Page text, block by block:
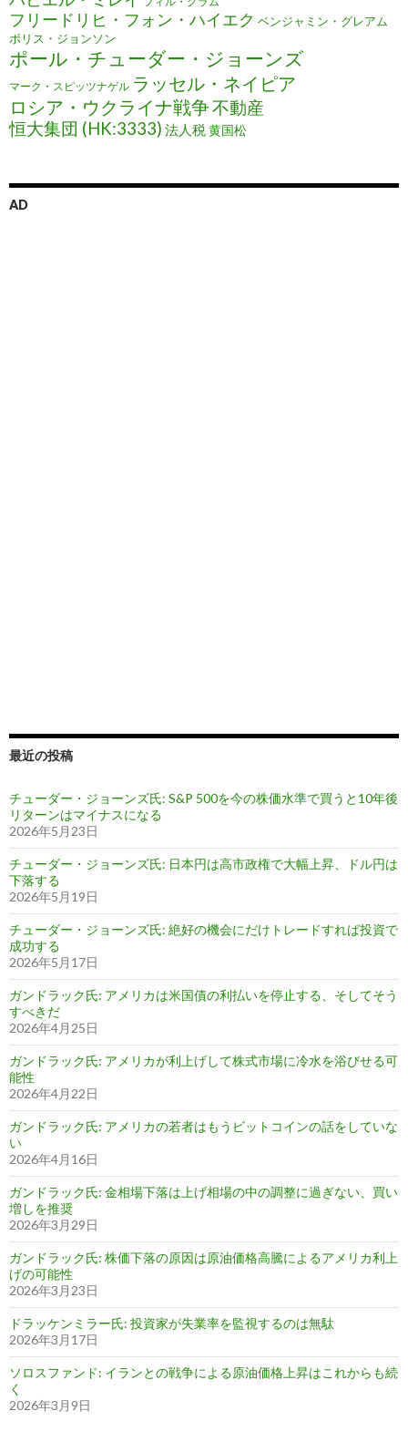
フリードリヒ・フォン・ハイエク ベンジャミン・グレアム
ボリス・ジョンソン
ポール・チューダー・ジョーンズ
マーク・スピッツナゲル ラッセル・ネイピア
ロシア・ウクライナ戦争不動産
恒大集団 (HK:3333) 法人税黄国松
AD
最近の投稿
チューダー・ジョーンズ氏: S&P 500を今の株価水準で買うと10年後
リターンはマイナスになる
2026年5月23日
チューダー・ジョーンズ氏: 日本円は高市政権で大幅上昇、ドル円は
下落する
2026年5月19日
チューダー・ジョーンズ氏: 絶好の機会にだけトレードすれば投資で
成功する
2026年5月17日
ガンドラック氏: アメリカは米国債の利払いを停止する、そしてそう
すべきだ
2026年4月25日
ガンドラック氏: アメリカが利上げして株式市場に冷水を浴びせる可
能性
2026年4月22日
ガンドラック氏: アメリカの若者はもうビットコインの話をしていな
い
2026年4月16日
ガンドラック氏: 金相場下落は上げ相場の中の調整に過ぎない、買い
増しを推奨
2026年3月29日
ガンドラック氏: 株価下落の原因は原油価格高騰によるアメリカ利上
げの可能性
2026年3月23日
ドラッケンミラー氏: 投資家が失業率を監視するのは無駄
2026年3月17日
ソロスファンド: イランとの戦争による原油価格上昇はこれからも続
く
2026年3月9日